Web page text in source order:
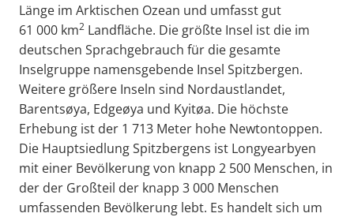
Länge im Arktischen Ozean und umfasst gut
61 000 km2 Landfläche. Die größte Insel ist die im
deutschen Sprachgebrauch für die gesamte
Inselgruppe namensgebende Insel Spitzbergen.
Weitere größere Inseln sind Nordaustlandet,
Barentsøya, Edgeøya und Kyitøa. Die höchste
Erhebung ist der 1 713 Meter hohe Newtontoppen.
Die Hauptsiedlung Spitzbergens ist Longyearbyen
mit einer Bevölkerung von knapp 2 500 Menschen, in
der der Großteil der knapp 3 000 Menschen
umfassenden Bevölkerung lebt. Es handelt sich um